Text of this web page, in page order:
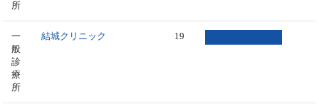
所
一
般
診
療
所
結城クリニック 19